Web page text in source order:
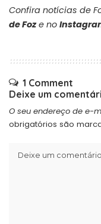
Confira notícias de
de Foze no
1 Comment
Deixe um
O seu endereço de e-
obrigatórios são